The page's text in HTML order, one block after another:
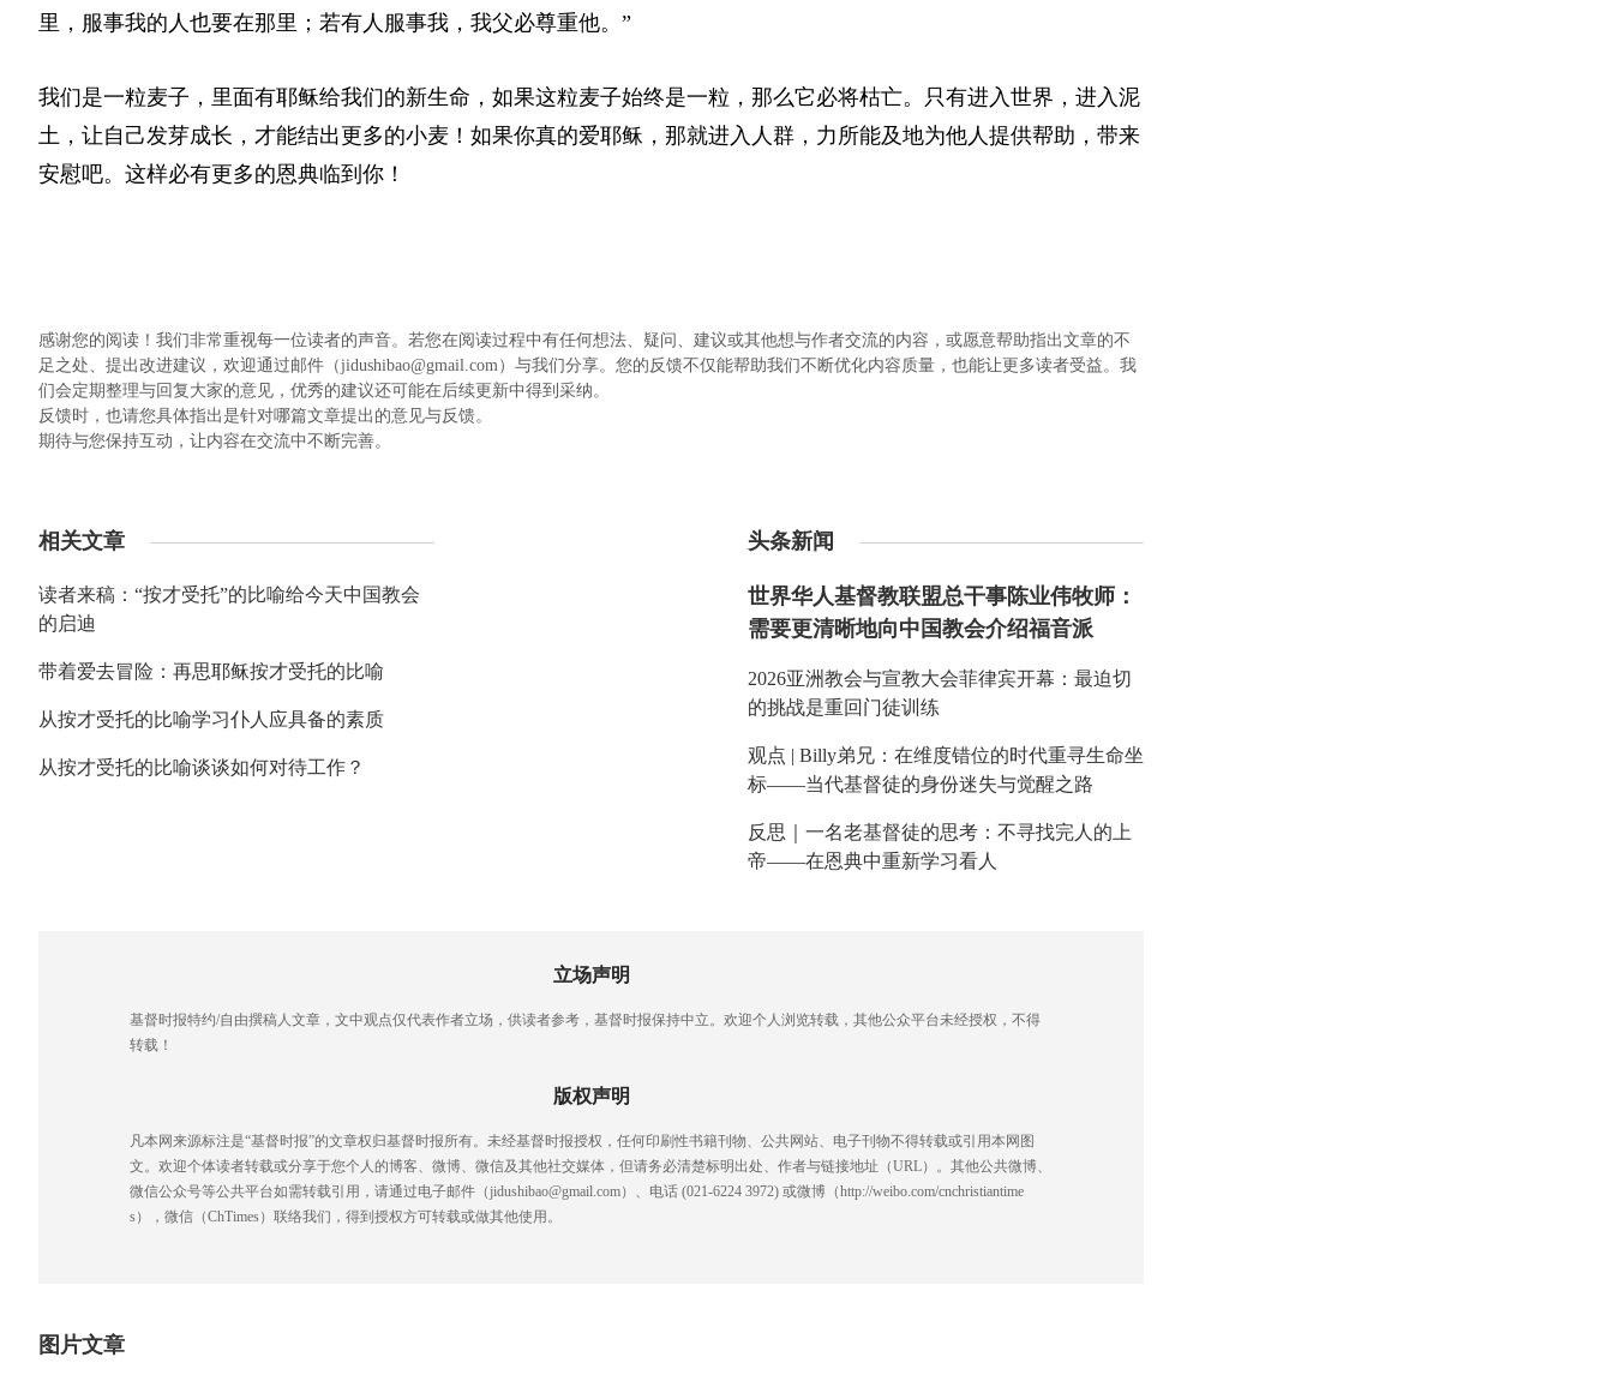
里，服事我的人也要在那里；若有人服事我，我父必尊重他。”
我们是一粒麦子，里面有耶稣给我们的新生命，如果这粒麦子始终是一粒，那么它必将枯亡。只有进入世界，进入泥
土，让自己发芽成长，才能结出更多的小麦！如果你真的爱耶稣，那就进入人群，力所能及地为他人提供帮助，带来
安慰吧。这样必有更多的恩典临到你！
感谢您的阅读！我们非常重视每一位读者的声音。若您在阅读过程中有任何想法、疑问、建议或其他想与作者交流的内容，或愿意帮助指出文章的不
足之处、提出改进建议，欢迎通过邮件（jidushibao@gmail.com）与我们分享。您的反馈不仅能帮助我们不断优化内容质量，也能让更多读者受益。我
们会定期整理与回复大家的意见，优秀的建议还可能在后续更新中得到采纳。
反馈时，也请您具体指出是针对哪篇文章提出的意见与反馈。
期待与您保持互动，让内容在交流中不断完善。
相关文章
读者来稿：“按才受托”的比喻给今天中国教会
的启迪
带着爱去冒险：再思耶稣按才受托的比喻
从按才受托的比喻学习仆人应具备的素质
从按才受托的比喻谈谈如何对待工作？
头条新闻
世界华人基督教联盟总干事陈业伟牧师：
需要更清晰地向中国教会介绍福音派
2026亚洲教会与宣教大会菲律宾开幕：最迫切
的挑战是重回门徒训练
观点 | Billy弟兄：在维度错位的时代重寻生命坐
标——当代基督徒的身份迷失与觉醒之路
反思｜一名老基督徒的思考：不寻找完人的上
帝——在恩典中重新学习看人
立场声明
基督时报特约/自由撰稿人文章，文中观点仅代表作者立场，供读者参考，基督时报保持中立。欢迎个人浏览转载，其他公众平台未经授权，不得
转载！
版权声明
凡本网来源标注是“基督时报”的文章权归基督时报所有。未经基督时报授权，任何印刷性书籍刊物、公共网站、电子刊物不得转载或引用本网图
文。欢迎个体读者转载或分享于您个人的博客、微博、微信及其他社交媒体，但请务必清楚标明出处、作者与链接地址（URL）。其他公共微博、
微信公众号等公共平台如需转载引用，请通过电子邮件（jidushibao@gmail.com）、电话 (021-6224 3972) ‬或微博（http://weibo.com/cnchristiantime
s），微信（ChTimes）联络我们，得到授权方可转载或做其他使用。
图片文章